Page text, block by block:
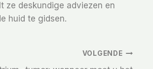
ze deskundige adviezen en
huid te gidsen.
VOLGENDE